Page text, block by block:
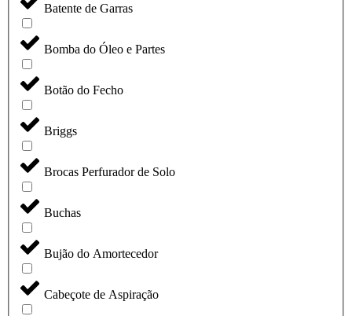
Batente de Garras
Bomba do Óleo e Partes
Botão do Fecho
Briggs
Brocas Perfurador de Solo
Buchas
Bujão do Amortecedor
Cabeçote de Aspiração